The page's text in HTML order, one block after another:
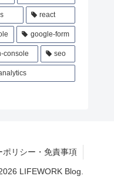
react
google-form
console seo
ポリシー・免責事項
LIFEWORK Blog.